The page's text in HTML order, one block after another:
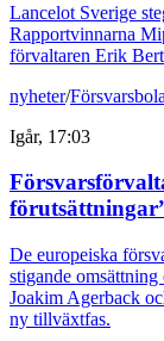
Lancelot Sverige
Rapportvinnarna
förvaltaren Erik
nyheter/
Igår, 17:03
De europeiska
stigande
Joakim Agerback
ny tillväxtfas.